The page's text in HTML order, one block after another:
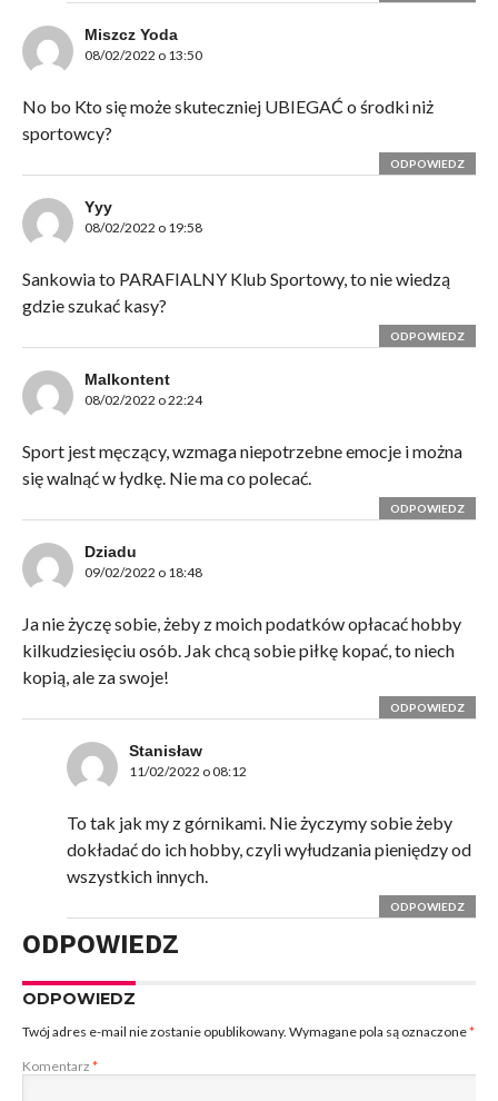
Miszcz Yoda
08/02/2022 o 13:50
No bo Kto się może skuteczniej UBIEGAĆ o środki niż
sportowcy?
ODPOWIEDZ
Yyy
08/02/2022 o 19:58
Sankowia to PARAFIALNY Klub Sportowy, to nie wiedzą
gdzie szukać kasy?
ODPOWIEDZ
Malkontent
08/02/2022 o 22:24
Sport jest męczący, wzmaga niepotrzebne emocje i można
się walnąć w łydkę. Nie ma co polecać.
ODPOWIEDZ
Dziadu
09/02/2022 o 18:48
Ja nie życzę sobie, żeby z moich podatków opłacać hobby
kilkudziesięciu osób. Jak chcą sobie piłkę kopać, to niech
kopią, ale za swoje!
ODPOWIEDZ
Stanisław
11/02/2022 o 08:12
To tak jak my z górnikami. Nie życzymy sobie żeby
dokładać do ich hobby, czyli wyłudzania pieniędzy od
wszystkich innych.
ODPOWIEDZ
ODPOWIEDZ
ODPOWIEDZ
Twój adres e-mail nie zostanie opublikowany. Wymagane pola są oznaczone*
Komentarz *